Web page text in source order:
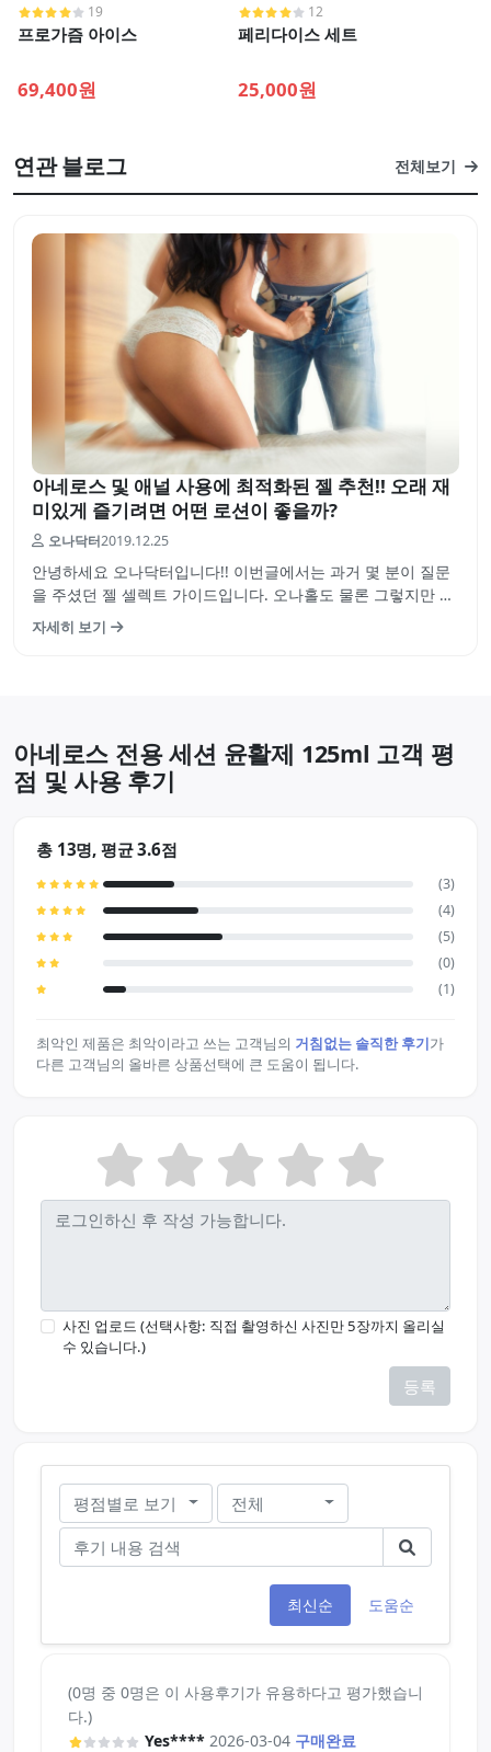
19
프로가즘 아이스
69,400원
12
페리다이스 세트
25,000원
연관 블로그 전체보기
아네로스 및 애널 사용에 최적화된 젤 추천!! 오래 재
미있게 즐기려면 어떤 로션이 좋을까?
오나닥터2019.12.25
안녕하세요 오나닥터입니다!! 이번글에서는 과거 몇 분이 질문
을 주셨던 젤 셀렉트 가이드입니다. 오나홀도 물론 그렇지만 아
네로스 및 젤에서는 어떤 젤을 선택하냐의 따라서 느낌이 완전
히 바뀐다고 하여도 과언이 아닌데요. 점도에 따라서 금새 말라
자세히 보기
아네로스 전용 세션 윤활제 125ml 고객 평
점 및 사용 후기
총 13명, 평균 3.6점
(3)
(4)
(5)
(0)
(1)
최악인 제품은 최악이라고 쓰는 고객님의 거침없는 솔직한 후기가
다른 고객님의 올바른 상품선택에 큰 도움이 됩니다.
사진 업로드 (선택사항: 직접 촬영하신 사진만 5장까지 올리실
수 있습니다.)
등록
평점별로 보기 전체
최신순 도움순
(0명 중 0명은 이 사용후기가 유용하다고 평가했습니
다.)
Yes**** 2026-03-04 구매완료